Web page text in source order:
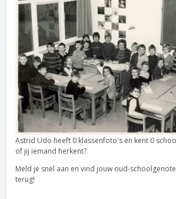
Astrid Udo heeft 0 klassenfoto's en kent 0
of jij iemand herkent?
Meld je snel aan en vind jouw oud-
terug!